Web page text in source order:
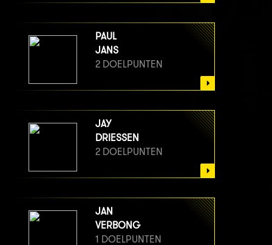
PAUL
JANS
2 DOELPUNTEN
JAY
DRIESSEN
2 DOELPUNTEN
JAN
VERBONG
1 DOELPUNTEN